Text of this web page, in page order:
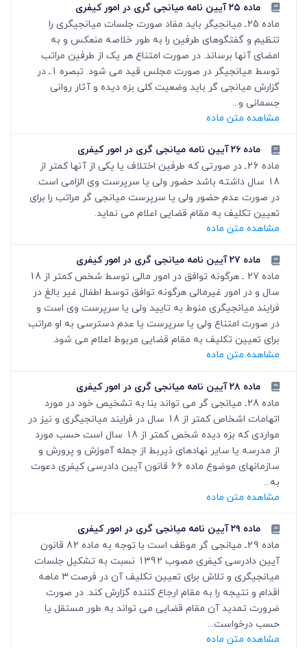
ماده ۲۵ آیین نامه میانجی گری در امور کیفری
ماده 25ـ میانجی‏گر باید مفاد صورت جلسات میانجی‏گری را
تنظیم و گفتگوهای طرفین را به طور خلاصه منعکس و به
امضای آنها برساند. در صورت امتناع هر یک از طرفین مراتب
توسط میانجی‏گر در صورت ­مجلس قید ‏می ­شود. تبصره 1ـ در
گزارش میانجی گر باید وضعیت کلی بزه دیده و آثار روانی
جسمانی و...
مشاهده متن ماده
ماده ۲۶ آیین نامه میانجی گری در امور کیفری
ماده 26ـ در صورتی که طرفین اختلاف یا یکی از آنها کمتر از
18 سال داشته باشد حضور ولی یا سرپرست وی الزامی است.
در صورت عدم حضور ولی یا سرپرست میانجی گر مراتب را برای
تعیین تکلیف به مقام قضایی اعلام می نماید.
مشاهده متن ماده
ماده ۲۷ آیین نامه میانجی گری در امور کیفری
ماده 27 ـ هرگونه توافق در امور مالی توسط شخص کمتر از 18
سال و در امور غیرمالی هرگونه توافق توسط اطفال غیر بالغ در
فرایند میانجی‏گری منوط به تایید ولی یا سرپرست وی است و
در صورت امتناع ولی یا سرپرست یا عدم دسترسی به او مراتب
برای تعیین تکلیف به مقام قضایی مربوط اعلام می شود.
مشاهده متن ماده
ماده ۲۸ آیین نامه میانجی گری در امور کیفری
ماده 28ـ میانجی گر‏ می ­تواند بنا به تشخیص خود در مورد
اتهامات اشخاص کمتر از 18 سال در فرایند میانجی‏گری و نیز در
مواردی که بزه دیده شخص کمتر از 18 سال است حسب مورد
از مدرسه یا سایر نهادهای ذی­ربط از جمله آموزش و پرورش و
سازمان­های موضوع ماده 66 قانون آیین دادرسی کیفری دعوت
به...
مشاهده متن ماده
ماده ۲۹ آیین نامه میانجی گری در امور کیفری
ماده 29ـ میانجی گر‏ موظف است با توجه به ماده 82 قانون
آیین دادرسی کیفری مصوب 1392 نسبت به تشکیل جلسات
میانجی‏گری و تلاش برای تعیین تکلیف آن در فرصت 3 ماهه
اقدام و نتیجه را به مقام ارجاع کننده گزارش کند. در صورت
ضرورت تمدید آن مقام قضایی می تواند به طور مستقل یا
حسب درخواست...
مشاهده متن ماده